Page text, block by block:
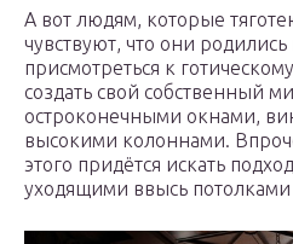
А вот людям, которые
чувствуют, что они родились
присмотреться к
создать свой собственный
остроконечными окнами,
высокими колоннами.
этого придётся искать
уходящими ввысь